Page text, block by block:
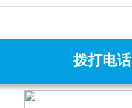
拨打电话